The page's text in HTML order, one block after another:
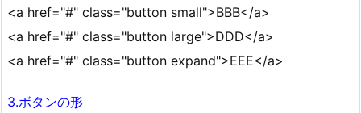
<a href="#" class="button small">BBB</a>
<a href="#" class="button large">DDD</a>
<a href="#" class="button expand">EEE</a>
3.ボタンの形